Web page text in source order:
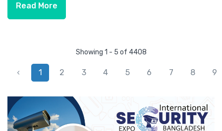
Read More
Showing 1 - 5 of 4408
‹ 1 2 3 4 5 6 7 8 9